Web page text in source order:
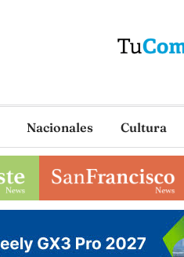
Nacionales Cultura